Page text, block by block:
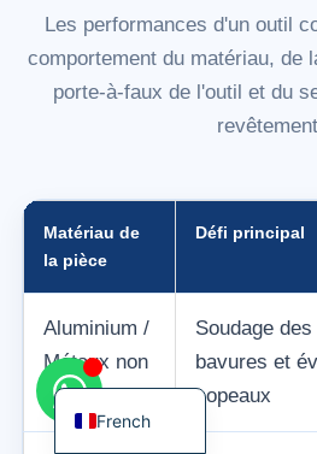
Les performances d'un outil
comportement du matériau, de
porte-à-faux de l'outil et du
Matériau de
la pièce
Défi principal
Aluminium /
Métaux non
ferreux
Soudage
bavures et
copeaux
French
English
Turkish
Italian
Russian
German
Korean